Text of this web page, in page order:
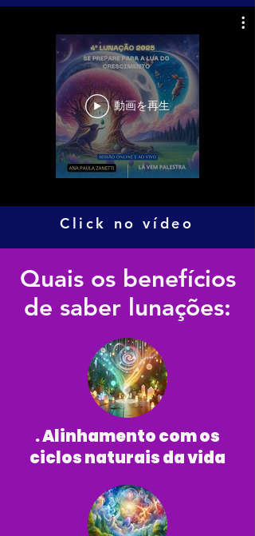
動画を再生
Click no vídeo
Quais os benefícios
de saber lunações:
. Alinhamento com os
ciclos naturais da vida